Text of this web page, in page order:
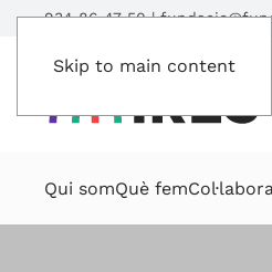
Skip to main content
934 86 47 50|
Qui somQuè fem